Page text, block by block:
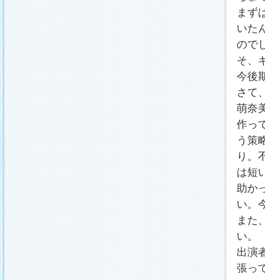
まず
いた
ので
そ、
今後
さて
萌奈
作っ
う策
り。
は短
助か
い。
また
い。
出演
張っ